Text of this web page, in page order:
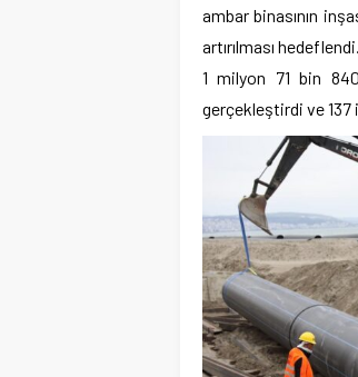
ambar binasının
artırılması
1 milyon 71 bin
gerçekleştirdi ve 137